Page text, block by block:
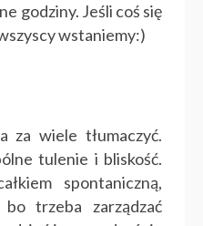
godziny. Jeśli coś się
wstaniemy:)
za wiele tłumaczyć.
tulenie i bliskość.
spontaniczną,
bo trzeba zarządzać